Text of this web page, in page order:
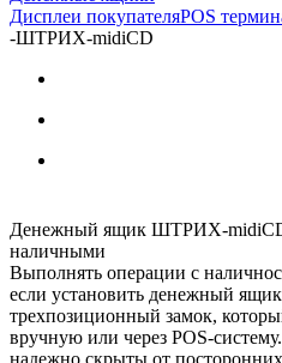
Дисплеи покупателяPOS
-ШТРИХ-midiCD
Денежный ящик ШТРИХ-midiCD
наличными
Выполнять операции с
если установить денежный
трехпозиционный замок,
вручную или через POS-
надежно скрыты от